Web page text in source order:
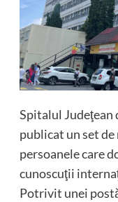
Spitalul Judeţean
publicat un set
persoanele care
cunoscuţii
Potrivit unei